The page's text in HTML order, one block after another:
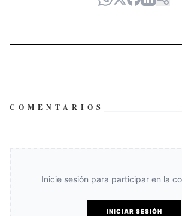
COMENTARIOS
Inicie sesión para participar en la
INICIAR SESIÓN